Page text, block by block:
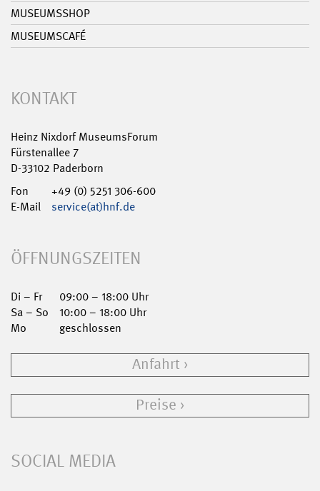
MUSEUMSSHOP
MUSEUMSCAFÉ
KONTAKT
Heinz Nixdorf MuseumsForum
Fürstenallee 7
D-33102 Paderborn
Fon
+49 (0) 5251 306-600
E-Mail
service(at)hnf.de
ÖFFNUNGSZEITEN
Di – Fr
09:00 – 18:00 Uhr
Sa – So
10:00 – 18:00 Uhr
Mo
geschlossen
Anfahrt
Preise
SOCIAL MEDIA